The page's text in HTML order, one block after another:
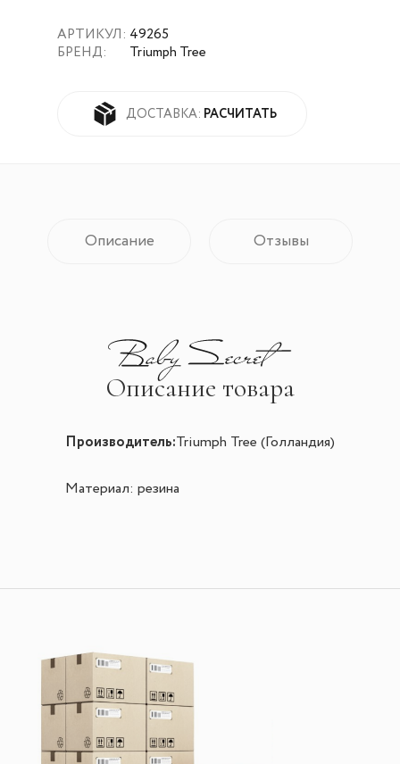
АРТИКУЛ:
БРЕНД:
49265
Triumph Tree
ДОСТАВКА: РАСЧИТАТЬ
Описание Отзывы
Описание товара
Производитель:Triumph Tree (Голландия)
Материал: резина